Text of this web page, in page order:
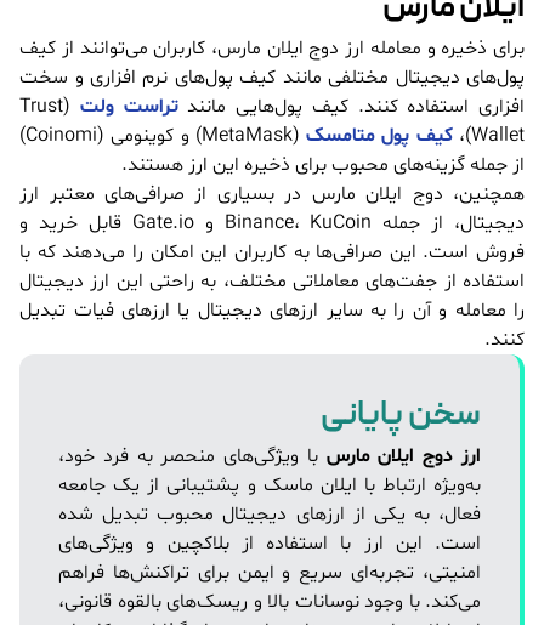
ایلان مارس
برای ذخیره و معامله ارز دوج ایلان مارس، کاربران می‌توانند از کیف
پول‌های دیجیتال مختلفی مانند کیف پول‌های نرم افزاری و سخت
افزاری استفاده کنند. کیف پول‌هایی مانند تراست ولت
(Trust
Wallet)،
کیف پول متامسک
(MetaMask) و کوینومی (Coinomi)
از جمله گزینه‌های محبوب برای ذخیره این ارز هستند.
همچنین، دوج ایلان مارس در بسیاری از صرافی‌های معتبر ارز
دیجیتال، از جمله Binance، KuCoin و Gate.io قابل خرید و
فروش است. این صرافی‌ها به کاربران این امکان را می‌دهند که با
استفاده از جفت‌های معاملاتی مختلف، به راحتی این ارز دیجیتال
را معامله و آن را به سایر ارزهای دیجیتال یا ارزهای فیات تبدیل
کنند.
سخن پایانی
ارز دوج ایلان مارسبا ویژگی‌های منحصر به فرد خود،
به‌ویژه ارتباط با ایلان ماسک و پشتیبانی از یک جامعه
فعال، به یکی از ارزهای دیجیتال محبوب تبدیل شده
است. این ارز با استفاده از بلاکچین و ویژگی‌های
امنیتی، تجربه‌ای سریع و ایمن برای تراکنش‌ها فراهم
می‌کند. با وجود نوسانات بالا و ریسک‌های بالقوه قانونی،